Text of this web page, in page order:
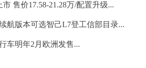
售价17.58-21.28万/配置升级...
航版本可选智己L7登工信部目录...
车明年2月欧洲发售...